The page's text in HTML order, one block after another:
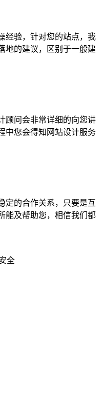
经验，针对您的站点，我
地的建议，区别于一般建
顾问会非常详细的向您讲
中您会得知网站设计服务
定的合作关系，只要是互
能及帮助您，相信我们都
全